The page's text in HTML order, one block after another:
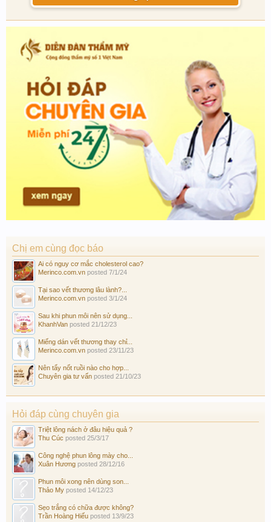
Chị em cùng đọc báo
Ai có nguy cơ mắc cholesterol cao?
Merinco.com.vn posted 7/1/24
Tại sao vết thương lâu lành?...
Merinco.com.vn posted 3/1/24
Sau khi phun môi nên sử dụng...
KhanhVan posted 21/12/23
Miếng dán vết thương thay chỉ...
Merinco.com.vn posted 23/11/23
Nên tẩy nốt ruồi nào cho hợp...
Chuyên gia tư vấn posted 21/10/23
Hỏi đáp cùng chuyên gia
Triệt lông nách ở đâu hiệu quả ?
Thu Cúc posted 25/3/17
Công nghệ phun lông mày cho...
Xuân Hương posted 28/12/16
Phun môi xong nên dùng son...
Thảo My posted 14/12/23
Sẹo trắng có chữa được không?
Trần Hoàng Hiếu posted 13/9/23